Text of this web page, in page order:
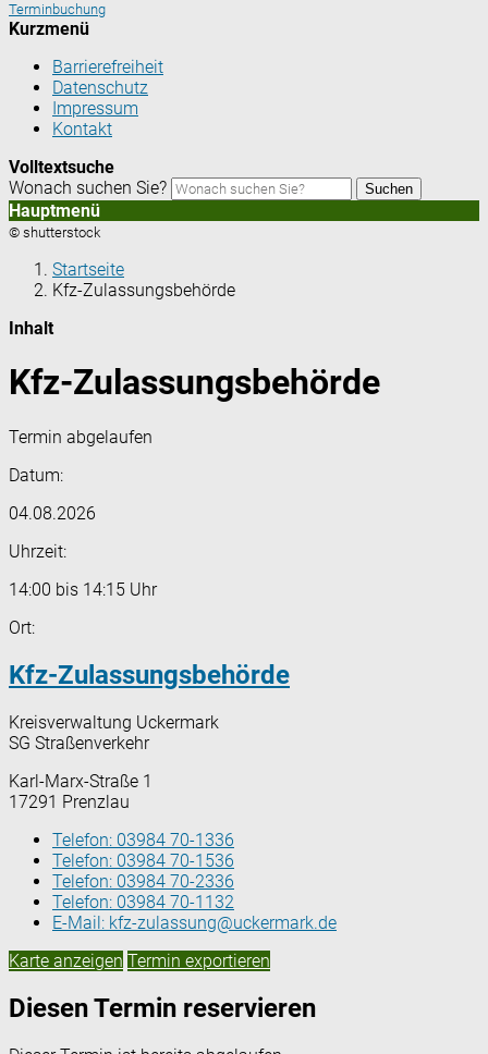
Terminbuchung
Kurzmenü
Barrierefreiheit
Datenschutz
Impressum
Kontakt
Volltextsuche
Wonach suchen Sie?
Suchen
Hauptmenü
© shutterstock
Startseite
Kfz-Zulassungsbehörde
Inhalt
Kfz-Zulassungsbehörde
Termin abgelaufen
Datum:
04.08.2026
Uhrzeit:
14:00 bis 14:15 Uhr
Ort:
Kfz-Zulassungsbehörde
Kreisverwaltung Uckermark
SG Straßenverkehr
Karl-Marx-Straße 1
17291 Prenzlau
Telefon: 03984 70-1336
Telefon: 03984 70-1536
Telefon: 03984 70-2336
Telefon: 03984 70-1132
E-Mail: kfz-zulassung@uckermark.de
Karte anzeigen Termin exportieren
Diesen Termin reservieren